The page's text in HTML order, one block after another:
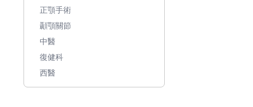
正顎手術
顳顎關節
中醫
復健科
西醫